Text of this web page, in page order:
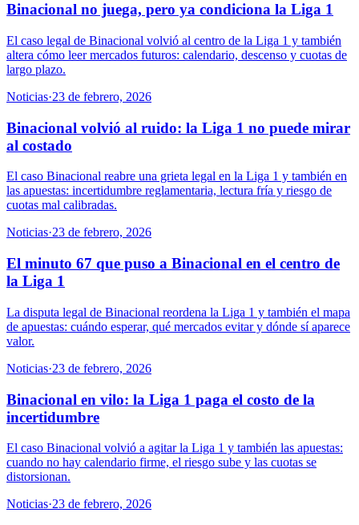
Binacional no juega, pero ya condiciona la Liga 1
El caso legal de Binacional volvió al centro de la Liga 1 y también
altera cómo leer mercados futuros: calendario, descenso y cuotas de
largo plazo.
Noticias·23 de febrero, 2026
Binacional volvió al ruido: la Liga 1 no puede mirar
al costado
El caso Binacional reabre una grieta legal en la Liga 1 y también en
las apuestas: incertidumbre reglamentaria, lectura fría y riesgo de
cuotas mal calibradas.
Noticias·23 de febrero, 2026
El minuto 67 que puso a Binacional en el centro de
la Liga 1
La disputa legal de Binacional reordena la Liga 1 y también el mapa
de apuestas: cuándo esperar, qué mercados evitar y dónde sí aparece
valor.
Noticias·23 de febrero, 2026
Binacional en vilo: la Liga 1 paga el costo de la
incertidumbre
El caso Binacional volvió a agitar la Liga 1 y también las apuestas:
cuando no hay calendario firme, el riesgo sube y las cuotas se
distorsionan.
Noticias·23 de febrero, 2026